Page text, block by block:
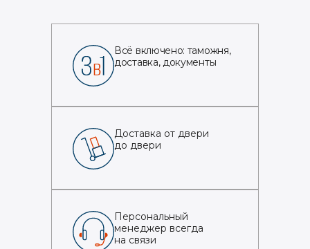
Всё включено: таможня,
доставка, документы
Доставка от двери
до двери
Персональный
менеджер всегда
на связи